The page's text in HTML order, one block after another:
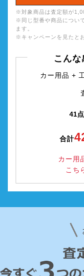
※対象商品は査定額が
※同じ型番や商品につい
ます。
※キャンペーンを見たと
こん
カー用品 +
41
合計
カー用
こち